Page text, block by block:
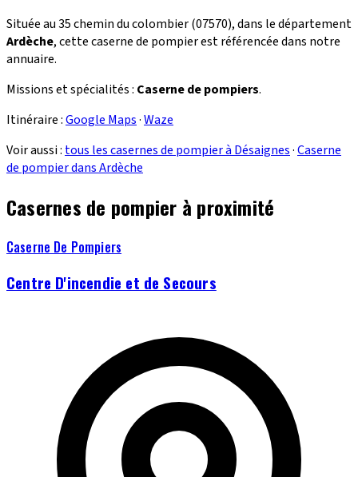
Située au 35 chemin du colombier (07570), dans le département
Ardèche, cette caserne de pompier est référencée dans notre
annuaire.
Missions et spécialités : Caserne de pompiers.
Itinéraire :Google Maps·Waze
Voir aussi : tous les casernes de pompier à Désaignes·Caserne
de pompier dans Ardèche
Casernes de pompier à proximité
Caserne De Pompiers
Centre D'incendie et de Secours